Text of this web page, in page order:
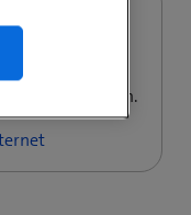
de Swisscom.